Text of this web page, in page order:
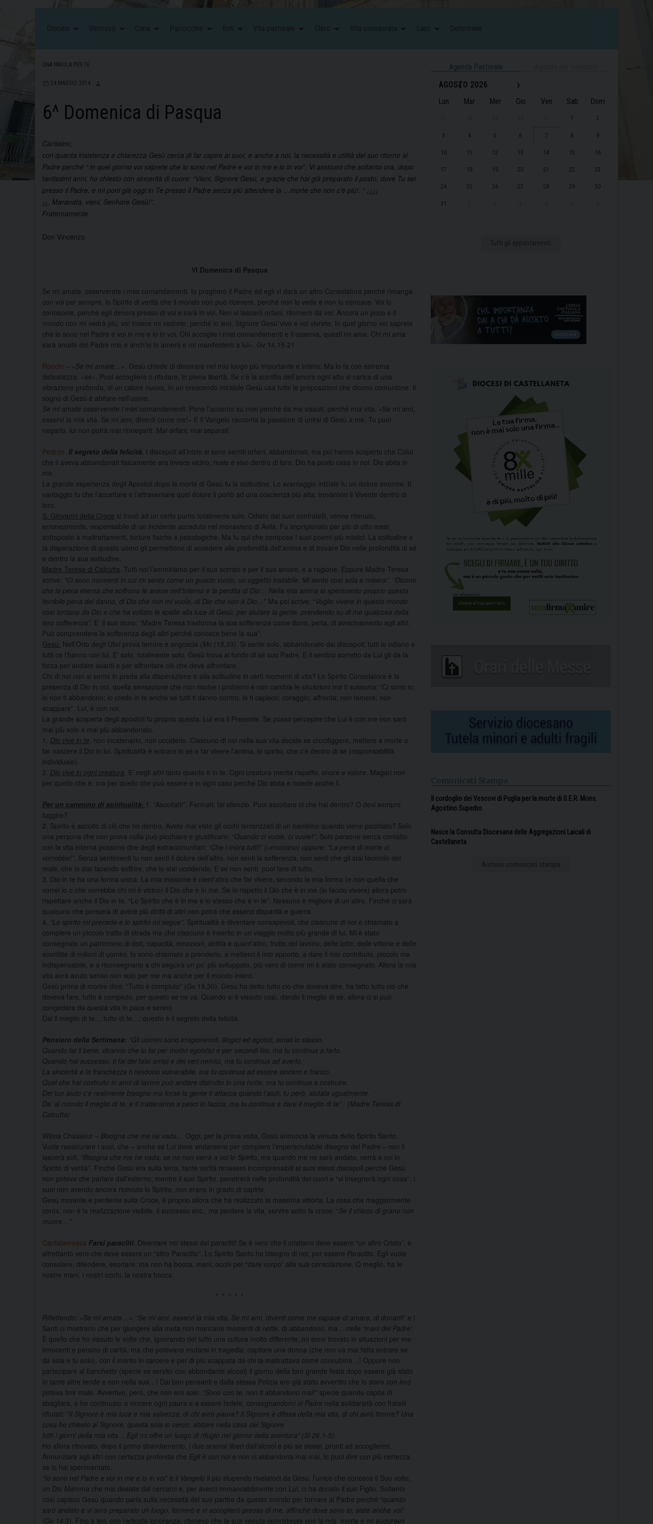
UNA PAROLA PER TE
24 MAGGIO 2014
6^ Domenica di Pasqua
Carissimi,
con quanta insistenza e chiarezza Gesù cerca di far capire ai suoi, e anche a noi, la necessità e utilità del suo ritorno al
Padre perché “ in quel giorno voi saprete che io sono nel Padre e voi in me e io in voi”. Vi assicuro che soltanto ora, dopo
tantissimi anni, ho chiesto con sincerità di cuore: “Vieni, Signore Gesù, e grazie che hai già preparato il posto, dove Tu sei
presso il Padre, e mi poni già oggi in Te presso il Padre senza più attendere la …morte che non c’è più!. “ ¿¿¿¿
¿¿ , Maranata, vieni, Senhore Gesù!”.
Fraternamente.
Don Vincenzo
VI Domenica di Pasqua
Se mi amate, osserverete i miei comandamenti. Io pregherò il Padre ed egli vi darà un altro Consolatore perché rimanga
con voi per sempre, lo Spirito di verità che il mondo non può ricevere, perché non lo vede e non lo conosce. Voi lo
conoscete, perché egli dimora presso di voi e sarà in voi. Non vi lascerò orfani, ritornerò da voi. Ancora un poco e il
mondo non mi vedrà più; voi invece mi vedrete, perché io ieni, Signore Gesù”vivo e voi vivrete. In quel giorno voi saprete
che io sono nel Padre e voi in me e io in voi. Chi accoglie i miei comandamenti e li osserva, questi mi ama. Chi mi ama
sarà amato dal Padre mio e anch’io lo amerò e mi manifesterò a lui». Gv 14,15-21
Ronchi – «Se mi amate…». Gesù chiede di dimorare nel mio luogo più importante e intimo. Ma lo fa con estrema
deli­catezza: «se». Puoi acco­gliere o rifiutare, in piena li­bertà. Se c’è la scintilla dell’amo­re ogni atto si carica di una
vibrazione profonda, di un calore nuovo, In un crescendo mira­bile Gesù usa tutte le pre­posizioni che dicono co­munione. Il
sogno di Gesù è abitare nell’uomo.
Se mi amate osserverete i miei comandamenti. Pone l’accento su miei perché da me vissuti, perché mia vita. «Se mi ami,
osservi la mia vi­ta. Se mi ami, diventi come me!» E il Vangelo rac­conta la passione di unirsi di Gesù a me. Tu puoi
negarlo, lui non po­trà mai rinnegarti. Mai orfani, mai se­parati.
Pedron Il segreto della felicità.
I discepoli all’inizio si sono sentiti orfani, abbandonati, ma poi hanno scoperto che Colui
che li aveva abbandonati fisicamente era invece vicino, reale e vivo dentro di loro. Dio ha posto casa in noi. Dio abita in
me.
La grande esperienza degli Apostoli dopo la morte di Gesù fu la solitudine. Lo svantaggio iniziale fu un dolore enorme. Il
vantaggio fu che l’accettare e l’attraversare quel dolore li portò ad una coscienza più alta: trovarono il Vivente dentro di
loro.
S. Giovanni della Croce si trovò ad un certo punto totalmente solo. Odiato dai suoi confratelli, venne ritenuto,
erroneamente, responsabile di un incidente accaduto nel monastero di Avila. Fu imprigionato per più di otto mesi,
sottoposto a maltrattamenti, torture fisiche e psicologiche. Ma fu qui che compose i suoi poemi più mistici. La solitudine e
la disperazione di questo uomo gli permettono di accedere alle profondità dell’anima e di trovare Dio nelle profondità di sé
e dentro la sua solitudine.
Madre Teresa di Calcutta. Tutti noi l’ammiriamo per il suo sorriso e per il suo amore, e a ragione. Eppure Madre Teresa
scrive: “Ci sono momenti in cui mi sento come un guscio vuoto, un oggetto instabile. Mi sento così sola e misera”. “Dicono
che la pena eterna che soffrono le anime nell’Inferno è la perdita di Dio… Nella mia anima io sperimento proprio questa
terribile pena del danno, di Dio che non mi vuole, di Dio che non è Dio…” Ma poi scrive: “Voglio vivere in questo mondo
così lontano da Dio e che ha voltato le spalle alla luce di Gesù, per aiutare la gente, prendendo su di me qualcosa della
loro sofferenza”. E’ il suo dono: “Madre Teresa trasforma la sua sofferenza come dono, perla, di avvicinamento agli altri.
Può comprendere la sofferenza degli altri perché conosce bene la sua”.
Gesù. Nell’Orto degli Ulivi prova terrore e angoscia (Mc (15,33). Si sente solo, abbandonato dai discepoli; tutti lo odiano e
tutti ce l’hanno con lui. E’ solo, totalmente solo. Gesù trova al fondo di sé suo Padre. E il sentirsi sorretto da Lui gli da la
forza per andare avanti e per affrontare ciò che deve affrontare.
Chi di noi non si sente in preda alla disperazione o alla solitudine in certi momenti di vita? Lo Spirito Consolatore è la
presenza di Dio in noi, quella sensazione che non risolve i problemi e non cambia le situazioni ma ti sussurra: “Ci sono io;
io non ti abbandono; io credo in te anche se tutti ti danno contro; io ti capisco; coraggio; affronta; non temere; non
scappare”. Lui, è con noi.
La grande scoperta degli apostoli fu proprio questa: Lui era il Presente. Se posso percepire che Lui è con me non sarò
mai più solo e mai più abbandonato.
1. Dio vive in te, non incatenarlo, non ucciderlo. Ciascuno di noi nella sua vita decide se crocifiggere, mettere a morte o
far nascere il Dio in lui. Spiritualità è entrare in sé e far vivere l’anima, lo spirito, che c’è dentro di sé (responsabilità
individuale).
2. Dio vive in ogni creatura. E’ negli altri tanto quanto è in te. Ogni creatura merita rispetto, onore e valore. Magari non
per quello che è, ma per quello che può essere e in ogni caso perché Dio abita e risiede anche lì.
Per un cammino di spiritualità: 1. “Ascoltati!”. Fermati, fai silenzio. Puoi ascoltare ci che hai dentro? O devi sempre
fuggire?
2. Spirito è ascolto di ciò che ho dentro. Avete mai visto gli occhi terrorizzati di un bambino quando viene picchiato? Solo
una persona che non prova nulla può picchiare e giustificare: “Quando ci vuole, ci vuole!”. Solo persone senza contatto
con la vita interna possono dire degli extracomunitari: “Che i mòra tutti!” (=muoiano) oppure: “La pena di morte ci
vorrebbe!”. Senza sentimenti tu non senti il dolore dell’altro, non senti la sofferenza, non senti che gli stai facendo del
male, che lo stai facendo soffrire, che lo stai uccidendo. E se non senti, puoi fare di tutto.
3. Dio in te ha una forma unica. La mia missione è nient’altro che far vivere, secondo la mia forma (e non quella che
vorrei io o che vorrebbe chi mi è vicino) il Dio che è in me. Se io rispetto il Dio che è in me (lo faccio vivere) allora potrò
rispettare anche il Dio in te. “Lo Spirito che è in me è lo stesso che è in te”. Nessuno è migliore di un altro. Finché ci sarà
qualcuno che penserà di avere più diritti di altri non potrà che esserci disparità e guerra.
4. “Lo spirito mi precede e lo spirito mi segue”. Spiritualità è diventare consapevoli, che ciascuno di noi è chiamato a
compiere un piccolo tratto di strada ma che ciascuno è inserito in un viaggio molto più grande di lui. Mi è stato
consegnato un patrimonio di doti, capacità, emozioni, abilità e quant’altro, frutto del lavorio, delle lotte, delle vittorie e delle
sconfitte di milioni di uomini. Io sono chiamato a prenderlo, a metterci il mio apporto, a dare il mio contributo, piccolo ma
indispensabile, e a riconsegnarlo a chi seguirà un po’ più sviluppato, più vero di come mi è stato consegnato. Allora la mia
vita avrà avuto senso non solo per me ma anche per il mondo intero.
Gesù prima di morire dice: “Tutto è compiuto” (Gv 19,30). Gesù ha detto tutto ciò che doveva dire, ha fatto tutto ciò che
doveva fare, tutto è compiuto, per questo se ne va. Quando si è vissuto così, dando il meglio di sé, allora ci si può
congedare da questa vita in pace e sereni.
Dai il meglio di te… tutto di te…: questo è il segreto della felicità.
Pensiero della Settimana: “Gli uomini sono irragionevoli, illogici ed egoisti, amali lo stesso.
Quando fai il bene, diranno che lo fai per motivi egoistici e per secondi fini, ma tu continua a farlo.
Quando hai successo, ti fai dei falsi amici e dei veri nemici, ma tu continua ad averlo.
La sincerità e la franchezza ti rendono vulnerabile, ma tu continua ad essere sincero e franco.
Quel che hai costruito in anni di lavoro può andare distrutto in una notte, ma tu continua a costruire.
Del tuo aiuto c’è realmente bisogno ma forse la gente ti attacca quando l’aiuti, tu però, aiutala ugualmente.
Da’ al mondo il meglio di te, e ti tratteranno a pesci in faccia, ma tu continua a dare il meglio di te”. (Madre Teresa di
Calcutta)
Wilma Chasseur – Bisogna che me ne vada… Oggi, per la prima volta, Gesù annuncia la venuta dello Spirito Santo.
Vuole rassicurare i suoi, che – anche se Lui deve andarsene per compiere l’imperscrutabile disegno del Padre – non li
lascerà soli. “Bisogna che me ne vada, se no non verrà a voi lo Spirito, ma quando me ne sarò andato, verrà a voi lo
Spirito di verità”. Finché Gesù era sulla terra, tante verità rimasero incomprensibili ai suoi stessi discepoli perché Gesù
non poteva che parlare dall’esterno, mentre il suo Spirito, penetrerà nelle profondità dei cuori e “vi insegnerà ogni cosa”; i
suoi non avendo ancora ricevuto lo Spirito, non erano in grado di capirle.
Gesù morente e perdente sulla Croce, è proprio allora che ha realizzato la massima vittoria. La cosa che maggiormente
conta, non è la realizzazione visibile, il successo ecc., ma perdere la vita, servire sotto la croce. “Se il chicco di grano non
muore…”
Cantalamessa Farsi paracliti. Diventare noi stessi dei paracliti! Se è vero che il cristiano deve essere “un altro Cristo”, è
altrettanto vero che deve essere un “altro Paraclito”. Lo Spirito Santo ha bisogno di noi, per essere Paraclito. Egli vuole
consolare, difendere, esortare; ma non ha bocca, mani, occhi per “dare corpo” alla sua consolazione. O meglio, ha le
nostre mani, i nostri occhi, la nostra bocca.
* * * * *
Riflettendo: «Se mi amate…». ‘Se mi ami, osservi la mia vi­ta. Se mi ami, diventi come me capace di amare, di donarti!’ e i
Santi ci mostrano che per giungere alla meta non mancano momenti di notte, di abbandono, ma …nelle ‘mani del Padre’.
È quello che ho vissuto le volte che, ignorando del tutto una cultura molto differente, mi sono trovato in situazioni per me
innocenti e persino di carità, ma che potevano mutarsi in tragedia: ospitare una donna (che non va mai fatta entrare se
da sola e tu solo), con il marito in carcere e per di più scappata da chi la maltrattava come concubina…! Oppure non
partecipare al banchetto (specie se servito con abbondante alcool) il giorno della loro grande festa dopo essere già stato
in tante altre tende e non nella sua…! Dai ben pensanti e dalla stessa Polizia ero già stato avvertito che lo stare con loro
poteva finir male. Avvertivo, però, che non ero solo: “Sono con te, non ti abbandono mai!” specie quando capita di
sbagliare, e ho continuato a vincere ogni paura e a essere fedele, consegnandomi al Padre nella solidarietà con fratelli
rifiutati: “Il Signore è mia luce e mia salvezza, di chi avrò paura? Il Signore è difesa della mia vita, di chi avrò timore? Una
cosa ho chiesto al Signore, questa sola io cerco: abitare nella casa del Signore
tutti i giorni della mia vita… Egli mi offre un luogo di rifugio nel giorno della sventura” (Sl 26,1-5).
Ho allora ritrovato, dopo il primo sbandamento, i due oramai liberi dall’alcool e più se stessi, pronti ad accogliermi.
Annunziare agli altri con certezza profonda che Egli è con noi e non ci abbandona mai mai, lo puoi dire con più certezza
se lo hai sperimentato.
“Io sono nel Padre e voi in me e io in voi” è il Vangelo il più stupendo rivelatoci da Gesù, l’unico che conosce il Suo volto,
un Dio Mamma che mai desiste dal cercarci e, per averci immancabilmente con Lui, ci ha donato il suo Figlio. Soltanto
così capisco Gesù quando parla sulla necessità del suo partire da questo mondo per tornare al Padre perché “quando
sarò andato e vi avrò preparato un luogo, tornerò e vi accoglierò presso di me, affinché dove sono io, siate anche voi”
(Gv 14,3). Fino a ieri, con radicata ignoranza, ritenevo che la sua venuta coincidesse con la mia morte e mi auguravo
Agenda Pastorale
‹
AGOSTO 2026 ›
Lun Mar Mer Gio Ven Sab Dom
1 2
3 4 5 6 7 8 9
10 11 12 13 14 15 16
17 18 19 20 21 22 23
24 25 26 27 28 29 30
31
Comunicati Stampa
Il cordoglio dei Vescovi di Puglia per la morte di S.E.R. Mons.
Agostino Superbo
Nasce la Consulta Diocesana delle Aggregazioni Laicali di
Castellaneta